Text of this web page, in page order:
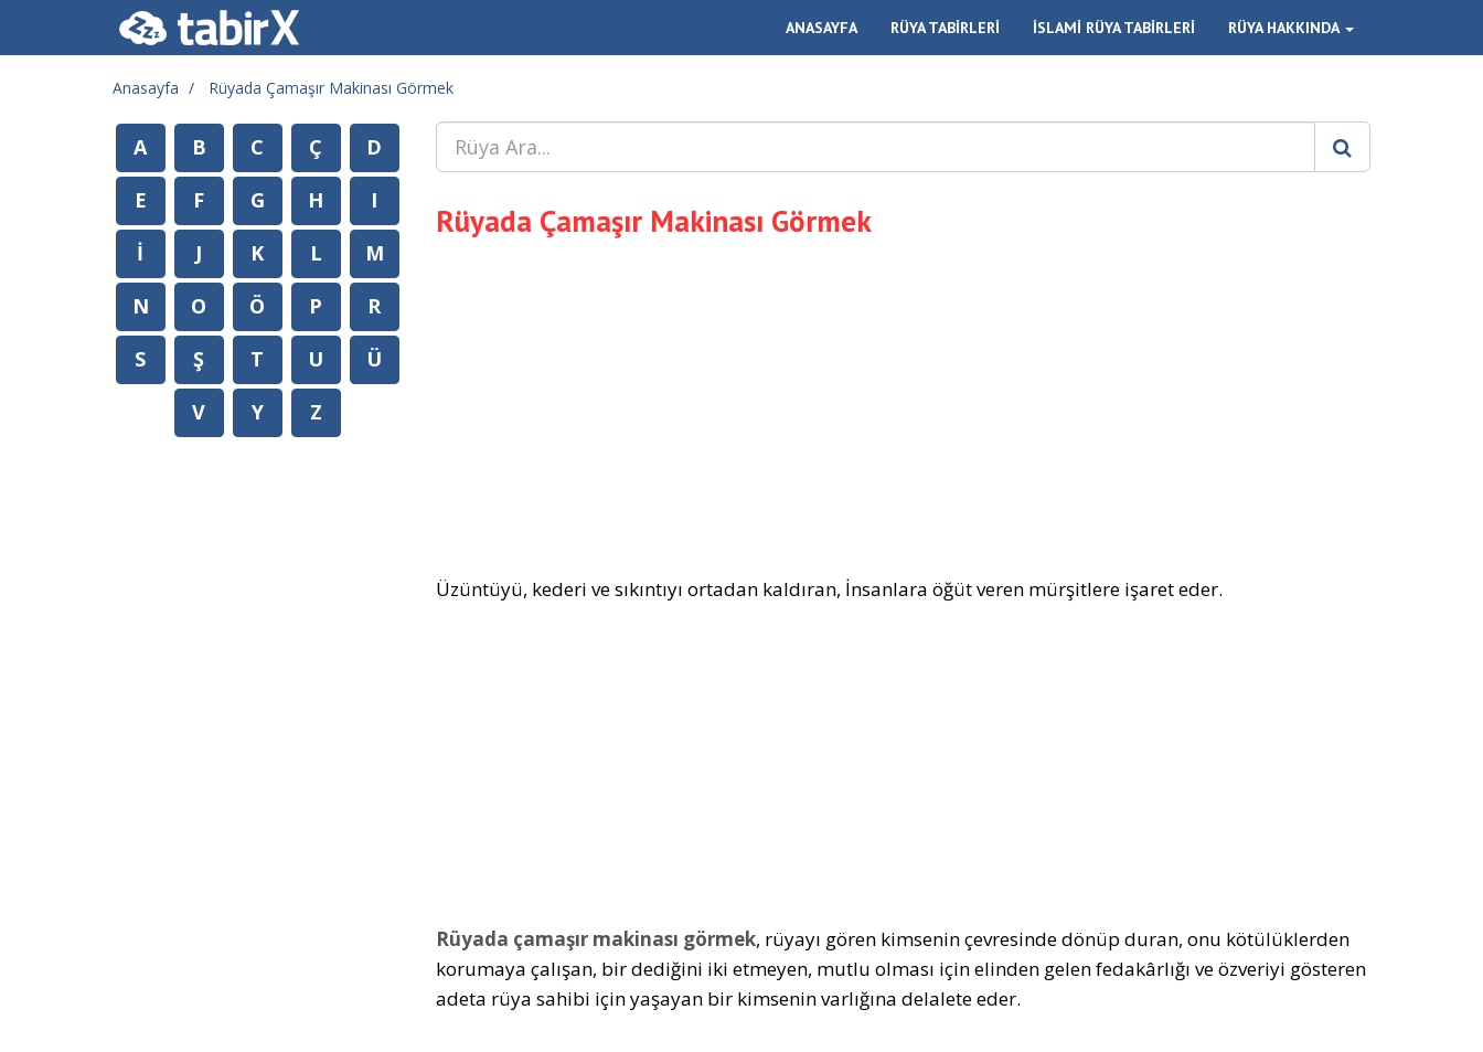
ANASAYFA RÜYA TABİRLERİ İSLAMİ RÜYA TABİRLERİ RÜYA HAKKINDA
Anasayfa Rüyada Çamaşır Makinası Görmek
Rüyada Çamaşır Makinası Görmek
Üzüntüyü, kederi ve sıkıntıyı ortadan kaldıran, İnsanlara öğüt veren mürşitlere işaret eder.
Rüyada çamaşır makinası görmek, rüyayı gören kimsenin çevresinde dönüp duran, onu kötülüklerden
korumaya çalışan, bir dediğini iki etmeyen, mutlu olması için elinden gelen fedakârlığı ve özveriyi gösteren
adeta rüya sahibi için yaşayan bir kimsenin varlığına delalete eder.
A B C Ç
D
E
F G H
I
İ
J K L
M
N
O Ö P
R
S
Ş T U
Ü
V
Y Z